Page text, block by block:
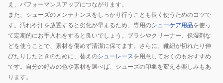
え、パフォーマンスアップにつながります。
また、シューズのメンテナンスをしっかり行うことも長く使うためのコツで
す。汚れや汗を放置すると劣化が早まるため、専用のシューケア用品を使っ
て定期的にお手入れをすると良いでしょう。ブラシやクリーナー、保湿剤な
どを使うことで、素材を傷めず清潔に保てます。さらに、靴紐が切れたり伸
びたりしたときのために、替えのシューレースを用意しておくのもおすすめ
です。自分の好みの色や素材を選べば、シューズの印象を変える楽しみもあ
ります。